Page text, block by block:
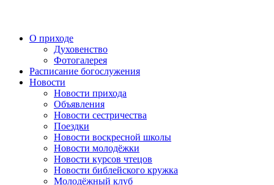
О приходе
Духовенство
Фотогалерея
Расписание богослужения
Новости
Новости прихода
Объявления
Новости сестричества
Поездки
Новости воскресной школы
Новости молодёжки
Новости курсов чтецов
Новости библейского кружка
Молодёжный клуб